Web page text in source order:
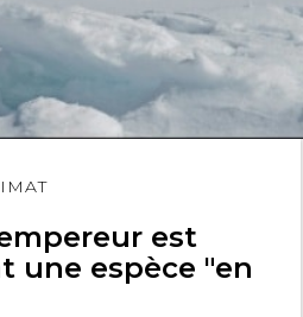
est
une espèce "en